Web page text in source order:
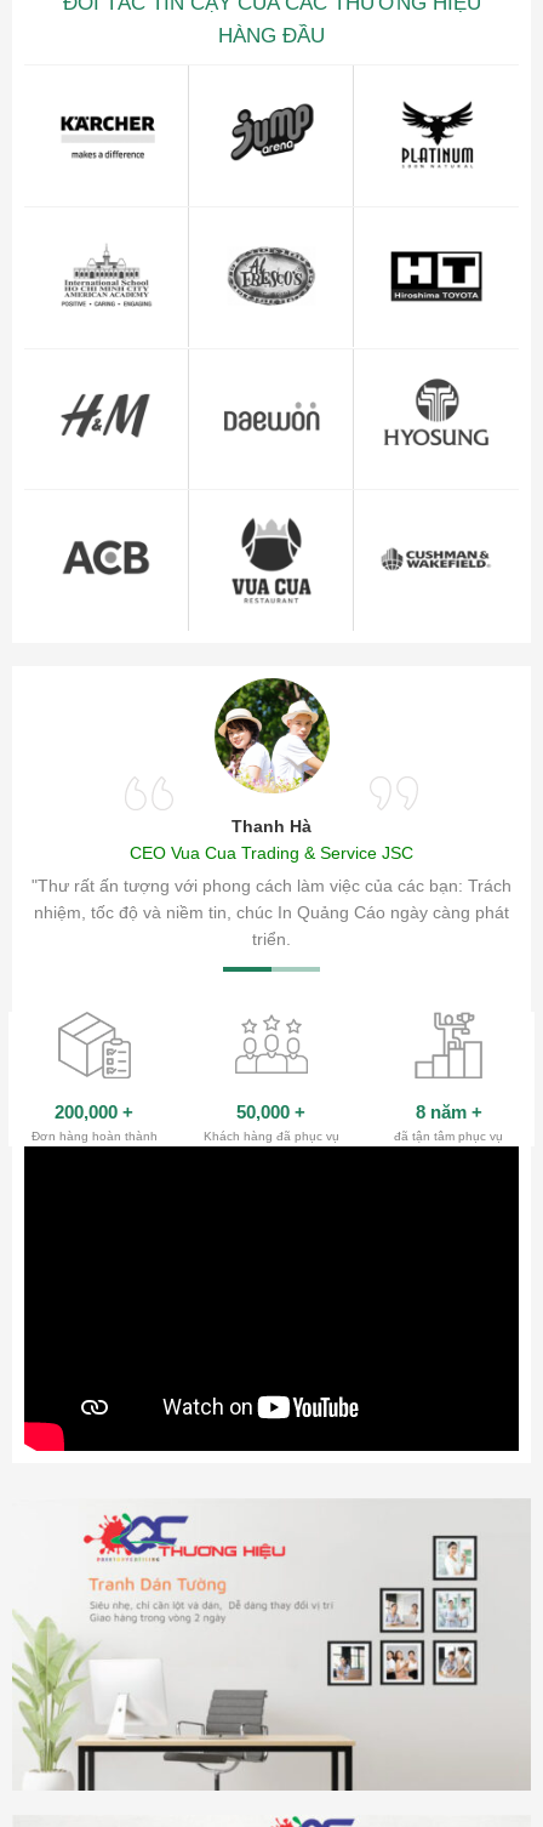
HÀNG ĐẦU
Thanh Hà
CEO Vua Cua Trading & Service JSC
"Thư rất ấn tượng với phong cách làm việc của các bạn: Trách
nhiệm, tốc độ và niềm tin, chúc In Quảng Cáo ngày càng phát
triển.
sóc
200,000 +
Đơn hàng hoàn thành
50,000 +
Khách hàng đã phục vụ
8 năm +
đã tận tâm phục vụ